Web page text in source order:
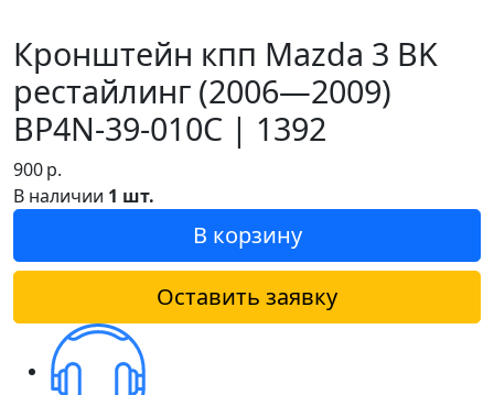
Кронштейн кпп Mazda 3 BK
рестайлинг (2006—2009)
BP4N-39-010C | 1392
900р.
В наличии 1 шт.
В корзину
Оставить заявку